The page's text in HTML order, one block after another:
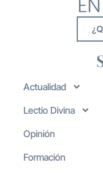
Actualidad
Lectio Divina
Opinión
Formación